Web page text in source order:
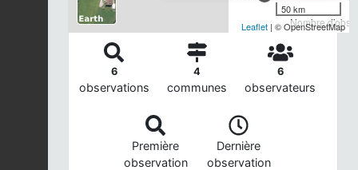
Nombre
50 km
Leaflet | © OpenStreetMap
6
observations
4
communes
6
observateurs
Première
observation
Dernière
observation